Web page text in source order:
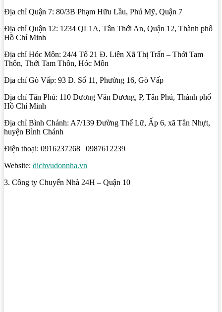
Địa chỉ Quận 7: 80/3B Phạm Hữu Lầu, Phú Mỹ, Quận 7
Địa chỉ Quận 12: 1234 QL1A, Tân Thới An, Quận 12, Thành phố
Hồ Chí Minh
Địa chỉ Hóc Môn: 24/4 Tổ 21 Đ. Liên Xã Thị Trấn – Thới Tam
Thôn, Thới Tam Thôn, Hóc Môn
Địa chỉ Gò Vấp: 93 Đ. Số 11, Phường 16, Gò Vấp
Địa chỉ Tân Phú: 110 Dương Văn Dương, P, Tân Phú, Thành phố
Hồ Chí Minh
Địa chỉ Bình Chánh: A7/139 Đường Thế Lữ, Ấp 6, xã Tân Nhựt,
huyện Bình Chánh
Điện thoại: 0916237268 | 0987612239
Website: dichvudonnha.vn
3. Công ty Chuyển Nhà 24H – Quận 10